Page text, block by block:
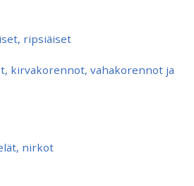
ripsiäiset
kirvakorennot, vahakorennot ja
nirkot